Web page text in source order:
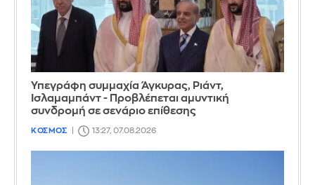
Υπεγράφη συμμαχία Άγκυρας, Ριάντ,
Ισλαμαμπάντ - Προβλέπεται αμυντική
συνδρομή σε σενάριο επίθεσης
ΚΟΣΜΟΣ 13:27, 07.08.2026